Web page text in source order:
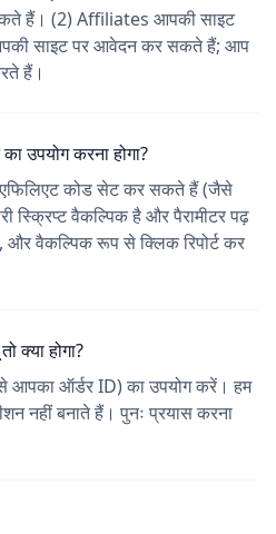
हैं। (2) Affiliates आपकी साइट
साइट पर आवेदन कर सकते हैं; आप
हैं।
उपयोग करना होगा?
कोड सेट कर सकते हैं (जैसे
स्क्रिप्ट वैकल्पिक है और पैरामीटर पढ़
वैकल्पिक रूप से क्लिक रिपोर्ट कर
क्या होगा?
ऑर्डर ID) का उपयोग करें। हम
नहीं बनाते हैं। पुनः प्रयास करना